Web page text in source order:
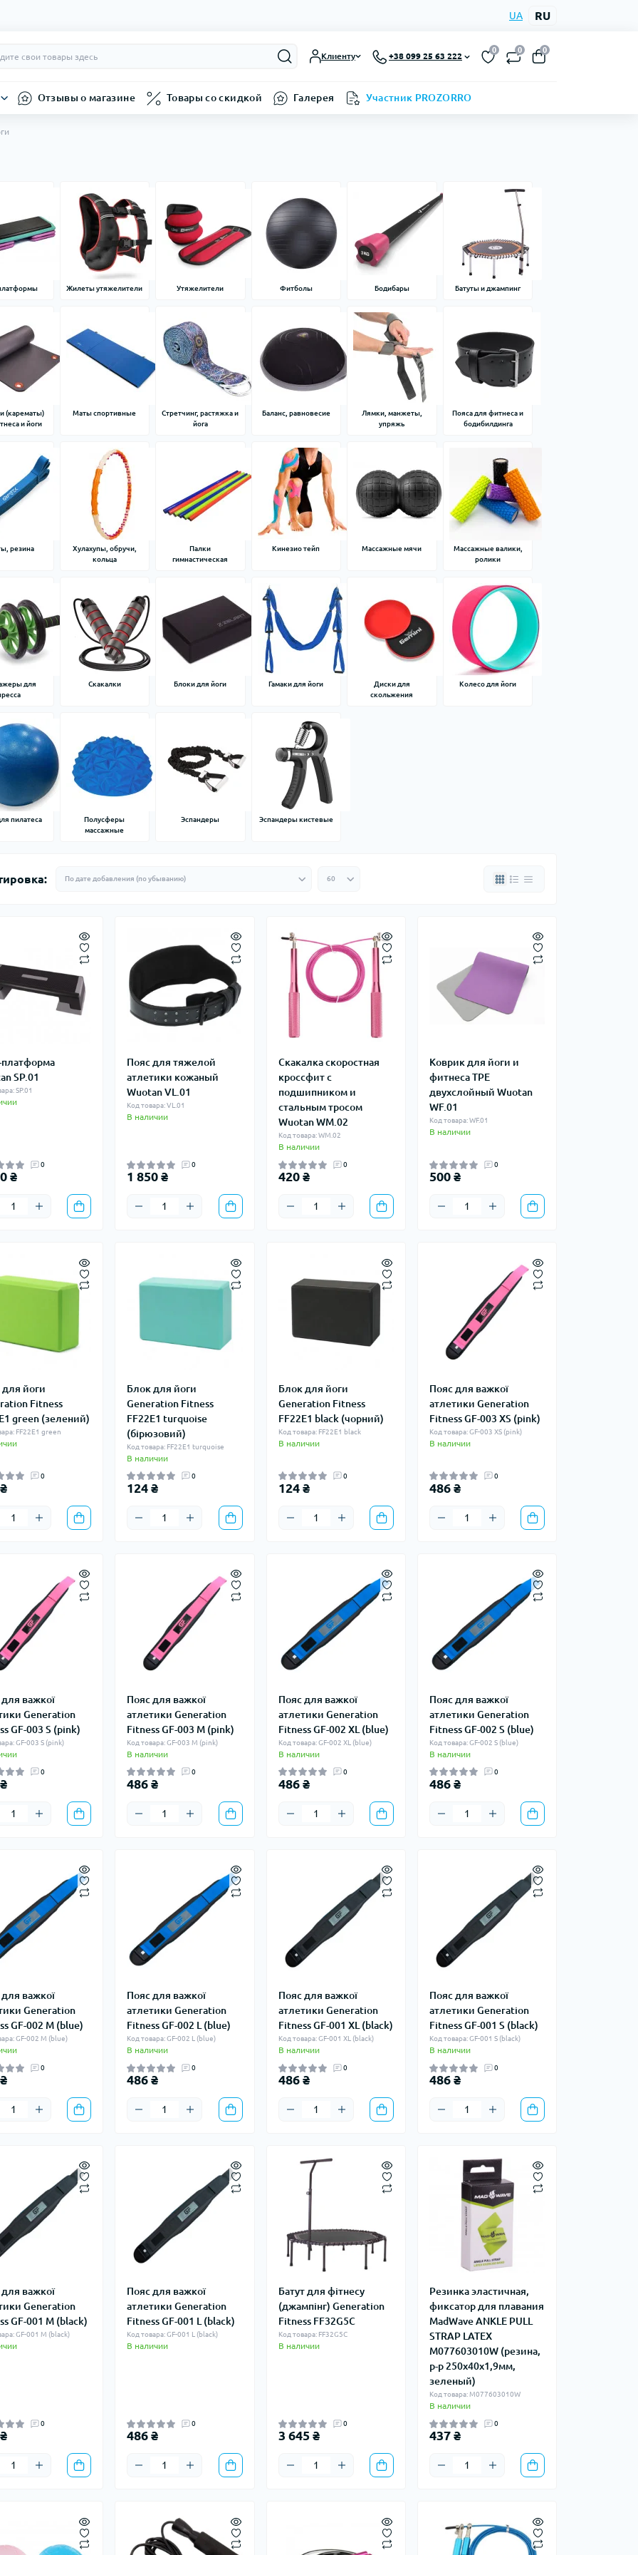
UA RU
Клиенту +38 099 25 63 222
0 0 0
Отзывы о магазине Товары со скидкой Галерея Участник PROZORRO
Жилеты утяжелители Утяжелители Фитболы Бодибары Батуты и джампинг
(карематы)
и йоги
Маты спортивные
Стретчинг, растяжка и
йога
Баланс, равновесие
Лямки, манжеты,
упряжь
Пояса для фитнеса и
бодибилдинга
резина
Хулахупы, обручи,
кольца
Палки
гимнастическая
Кинезио тейп Массажные мячи
Массажные валики,
ролики
для
Скакалки Блоки для йоги Гамаки для йоги
Диски для
скольжения
Колесо для йоги
пилатеса
Полусферы
массажные
Эспандеры Эспандеры кистевые
платформа
SP.01
SP.01
0
₴
Пояс для тяжелой
атлетики кожаный
Wuotan VL.01
Код товара: VL.01
В наличии
0
1 850 ₴
Скакалка скоростная
кроссфит с
подшипником и
стальным тросом
Wuotan WM.02
Код товара: WM.02
В наличии
0
420 ₴
Коврик для йоги и
фитнеса TPE
двухслойный Wuotan
WF.01
Код товара: WF.01
В наличии
0
500 ₴
йоги
Fitness
green (зелений)
FF22E1 green
0
Блок для йоги
Generation Fitness
FF22E1 turquoise
(бірюзовий)
Код товара: FF22E1 turquoise
В наличии
0
124 ₴
Блок для йоги
Generation Fitness
FF22E1 black (чорний)
Код товара: FF22E1 black
В наличии
0
124 ₴
Пояс для важкої
атлетики Generation
Fitness GF-003 XS (pink)
Код товара: GF-003 XS (pink)
В наличии
0
486 ₴
важкої
Generation
GF-003 S (pink)
GF-003 S (pink)
0
Пояс для важкої
атлетики Generation
Fitness GF-003 M (pink)
Код товара: GF-003 M (pink)
В наличии
0
486 ₴
Пояс для важкої
атлетики Generation
Fitness GF-002 XL (blue)
Код товара: GF-002 XL (blue)
В наличии
0
486 ₴
Пояс для важкої
атлетики Generation
Fitness GF-002 S (blue)
Код товара: GF-002 S (blue)
В наличии
0
486 ₴
важкої
Generation
GF-002 M (blue)
GF-002 M (blue)
0
Пояс для важкої
атлетики Generation
Fitness GF-002 L (blue)
Код товара: GF-002 L (blue)
В наличии
0
486 ₴
Пояс для важкої
атлетики Generation
Fitness GF-001 XL (black)
Код товара: GF-001 XL (black)
В наличии
0
486 ₴
Пояс для важкої
атлетики Generation
Fitness GF-001 S (black)
Код товара: GF-001 S (black)
В наличии
0
486 ₴
важкої
Generation
GF-001 M (black)
GF-001 M (black)
0
Пояс для важкої
атлетики Generation
Fitness GF-001 L (black)
Код товара: GF-001 L (black)
В наличии
0
486 ₴
Батут для фітнесу
(джампінг) Generation
Fitness FF32G5C
Код товара: FF32G5C
В наличии
0
3 645 ₴
Резинка эластичная,
фиксатор для плавания
MadWave ANKLE PULL
STRAP LATEX
M077603010W (резина,
р-р 250х40х1,9мм,
зеленый)
Код товара: M077603010W
В наличии
0
437 ₴